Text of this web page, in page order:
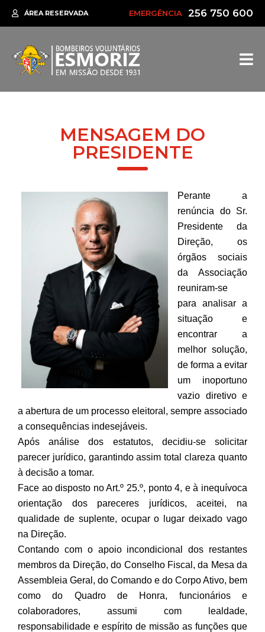
ÁREA RESERVADA EMERGÊNCIA 256 750 600
MENSAGEM DO
PRESIDENTE
Perante a
renúncia do Sr.
Presidente da
Direção, os
órgãos sociais
da Associação
reuniram-se
para analisar a
situação e
encontrar a
melhor solução,
de forma a evitar
um inoportuno
vazio diretivo e
a abertura de um processo eleitoral, sempre associado
a consequências indesejáveis.
Após análise dos estatutos, decidiu-se solicitar
parecer jurídico, garantindo assim total clareza quanto
à decisão a tomar.
Face ao disposto no Art.º 25.º, ponto 4, e à inequívoca
orientação dos pareceres jurídicos, aceitei, na
qualidade de suplente, ocupar o lugar deixado vago
na Direção.
Contando com o apoio incondicional dos restantes
membros da Direção, do Conselho Fiscal, da Mesa da
Assembleia Geral, do Comando e do Corpo Ativo, bem
como do Quadro de Honra, funcionários e
colaboradores, assumi com lealdade,
responsabilidade e espírito de missão as funções que